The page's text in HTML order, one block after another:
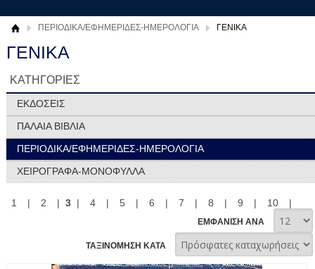
ΠΕΡΙΟΔΙΚΑ/ΕΦΗΜΕΡΙΔΕΣ-ΗΜΕΡΟΛΟΓΙΑ ΓΕΝΙΚΑ
ΓΕΝΙΚΑ
ΚΑΤΗΓΟΡΙΕΣ
ΕΚΔΟΣΕΙΣ
ΠΑΛΑΙΑ ΒΙΒΛΙΑ
ΠΕΡΙΟΔΙΚΑ/ΕΦΗΜΕΡΙΔΕΣ-ΗΜΕΡΟΛΟΓΙΑ
ΧΕΙΡΟΓΡΑΦΑ-ΜΟΝΟΦΥΛΛΑ
1 | 2 | 3| 4 | 5 | 6 | 7 | 8 | 9 | 10 |
ΕΜΦΑΝΙΣΗ ΑΝΑ
ΤΑΞΙΝΟΜΗΣΗ ΚΑΤΑ